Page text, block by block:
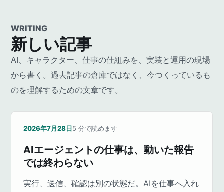
WRITING
新しい記事
AI、キャラクター、仕事の仕組みを、実装と運用の現場
から書く。過去記事の倉庫ではなく、今つくっているも
のを理解するための文章です。
2026年7月28日5 分で読めます
AIエージェントの仕事は、動いた報告
では終わらない
実行、送信、確認は別の状態だ。AIを仕事へ入れ